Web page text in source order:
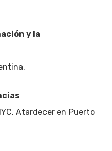
y la
Atardecer en Puerto